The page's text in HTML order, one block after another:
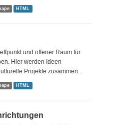
HTML
und offener Raum für
Hier werden Ideen
Projekte zusammen...
HTML